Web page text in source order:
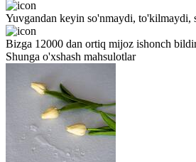
Yuvgandan keyin so'nmaydi, to'kilmaydi,
Bizga 12000 dan ortiq mijoz ishonch
Shunga o'xshash mahsulotlar